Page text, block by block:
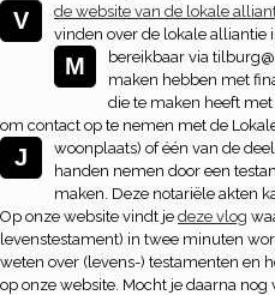
V
de website van de lokale
vinden over de lokale alliantie
bereikbaar via
M
maken hebben met
die te maken heeft
om contact op te nemen met de
woonplaats) of één van de
J
handen nemen door een
maken. Deze notariële akten
Op onze website vindt je deze vlog
levenstestament) in twee minuten
weten over (levens-) testamenten en
op onze website. Mocht je daarna